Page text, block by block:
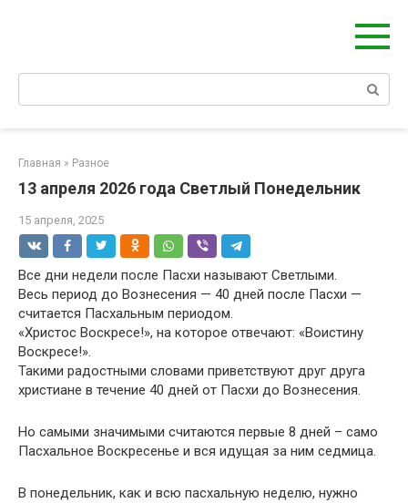
Главная » Разное
13 апреля 2026 года Светлый Понедельник
15 апреля, 2025
Все дни недели после Пасхи называют Светлыми.
Весь период до Вознесения — 40 дней после Пасхи —
считается Пасхальным периодом.
«Христос Воскресе!», на которое отвечают: «Воистину
Воскресе!».
Такими радостными словами приветствуют друг друга
христиане в течение 40 дней от Пасхи до Вознесения.
Но самыми значимыми считаются первые 8 дней – само
Пасхальное Воскресенье и вся идущая за ним седмица.
В понедельник, как и всю пасхальную неделю, нужно